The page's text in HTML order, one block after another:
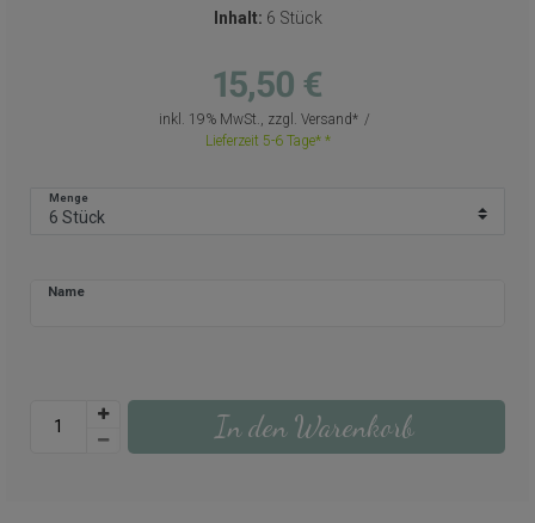
Inhalt: 6 Stück
15,50 €
inkl. 19% MwSt., zzgl. Versand
Lieferzeit 5-6 Tage*
Menge
Name
In den Warenkorb